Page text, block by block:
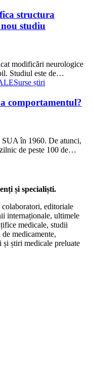
structura
studiu
modificări neurologice
Studiul este de…
Surse știri
comportamentul?
SUA în 1960. De atunci,
de peste 100 de…
și specialiști.
editoriale
internaționale, ultimele
medicale, studii
medicamente,
și știri medicale preluate